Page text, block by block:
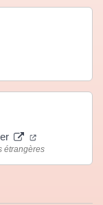
dans un nouvel
(ouverture
étrangères